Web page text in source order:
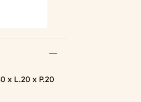
x L.20 x P.20